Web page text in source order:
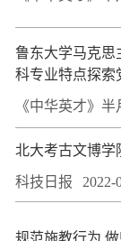
鲁东大学马克思
科专业特点探索
新模式
《中华英才》半
北大考古文博学
科技日报 2022-
规范施教行为